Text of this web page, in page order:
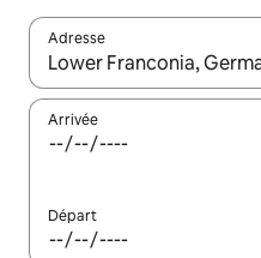
Adresse
Lorsque les résultats
Arrivée
Départ